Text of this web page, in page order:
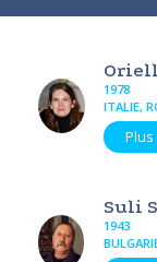
1978
ITALIE,
Plus
Suli
1943